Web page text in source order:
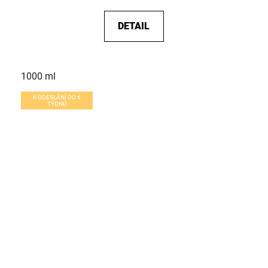
DETAIL
1000 ml
K ODESLÁNÍ DO 6
TÝDNŮ